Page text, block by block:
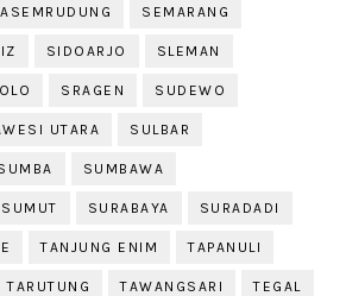
SEMARANG
SIDOARJO SLEMAN
SRAGEN SUDEWO
UTARA SULBAR
SUMBAWA
SUMUT SURABAYA SURADADI
TANJUNG ENIM TAPANULI
TARUTUNG TAWANGSARI TEGAL